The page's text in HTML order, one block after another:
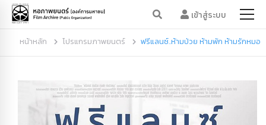
เข้าสู่ระบบ
หน้าหลัก โปรแกรมภาพยนตร์ ฟรีแลนซ์..ห้ามป่วย ห้ามพัก ห้ามรักหมอ